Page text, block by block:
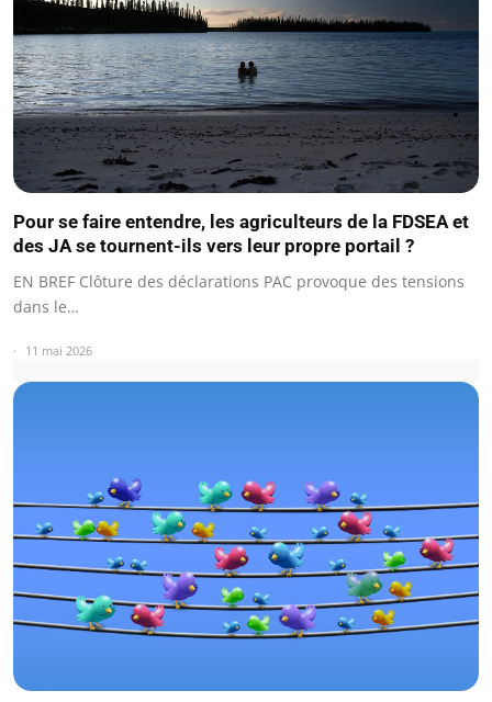
Pour se faire entendre, les agriculteurs de la FDSEA et
des JA se tournent-ils vers leur propre portail ?
EN BREF Clôture des déclarations PAC provoque des tensions
dans le…
11 mai 2026